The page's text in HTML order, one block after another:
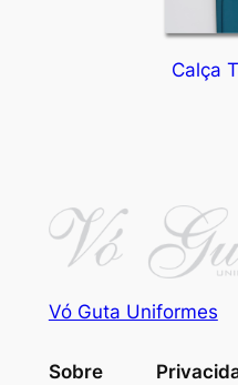
Calça
Vó Guta Uniformes
Sobre